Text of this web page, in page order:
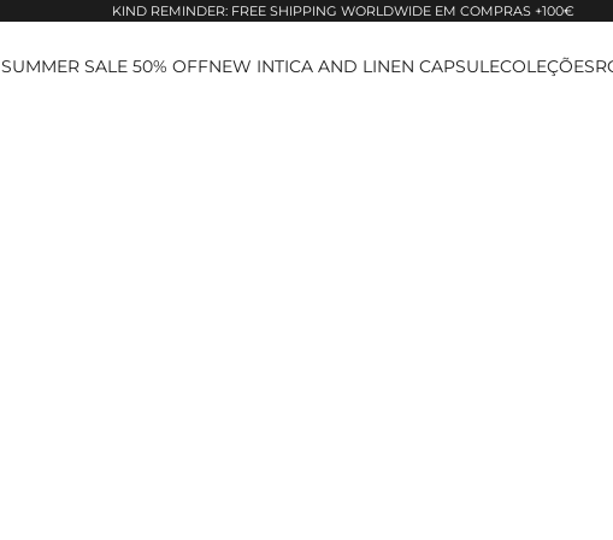
KIND REMINDER: FREE SHIPPING WORLDWIDE EM COMPRAS +100€
SUMMER SALE 50% OFFNEW INTICA AND LINEN CAPSULECOLEÇÕES